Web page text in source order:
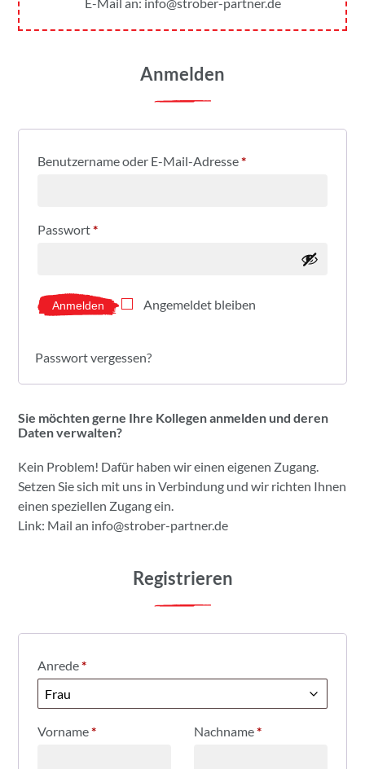
Anmelden
Benutzername oder E-Mail-Adresse*
Passwort*
Anmelden Angemeldet bleiben
Passwort vergessen?
Sie möchten gerne Ihre Kollegen anmelden und deren
Daten verwalten?
Kein Problem! Dafür haben wir einen eigenen Zugang.
Setzen Sie sich mit uns in Verbindung und wir richten Ihnen
einen speziellen Zugang ein.
Link: Mail an info@strober-partner.de
Registrieren
Anrede*
Vorname* Nachname*